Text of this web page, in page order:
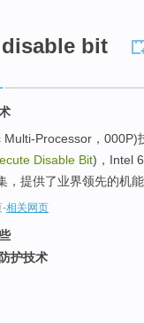
bit
Multi-Processor，
Disable Bit)，Intel
，提供了业界领先的机
-相关网页
护技术